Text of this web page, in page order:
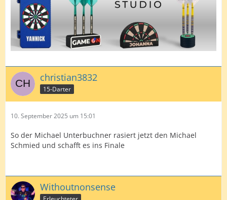
christian3832
15-Darter
10. September 2025 um 15:01
So der Michael Unterbuchner rasiert jetzt den Michael
Schmied und schafft es ins Finale
Withoutnonsense